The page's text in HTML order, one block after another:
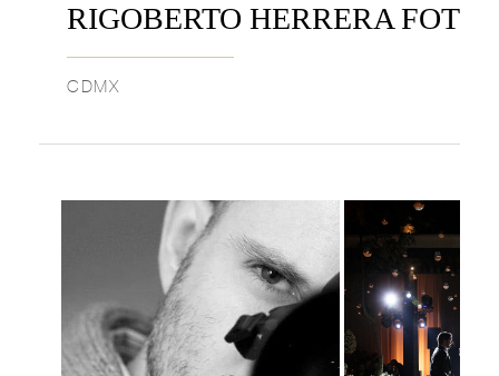
RIGOBERTO HERRERA
CDMX